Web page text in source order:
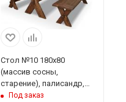
Стол №10 180х80
(массив сосны,
старение), палисандр,
ИРБПод заказ